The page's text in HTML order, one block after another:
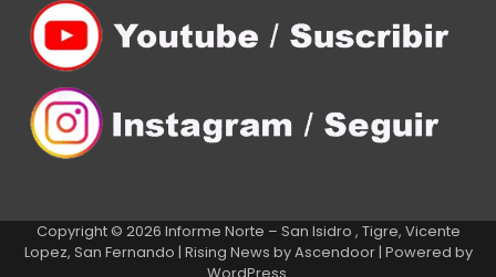
Copyright © 2026 Informe Norte – San Isidro , Tigre, Vicente
Lopez, San Fernando | Rising News byAscendoor| Powered by
WordPress.